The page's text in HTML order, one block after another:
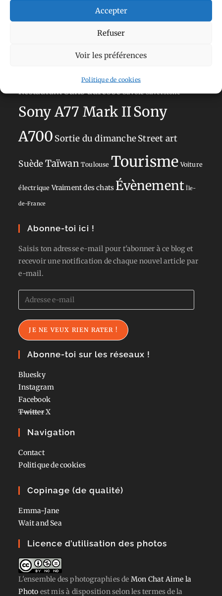
Accepter
Refuser
Voir les préférences
Politique de cookies
Hébergement
La Défense Normandie
Olympus OM-D E-M5
RestaurantSans adresseSavoie Silverstone
Sony A77 Mark IISony
A700 Sortie du dimancheStreet art
SuèdeTaïwan Toulouse Tourisme Voiture
électrique Vraiment des chats Évènement Île-
de-France
Abonne-toi ici !
Saisis ton adresse e-mail pour t'abonner à ce blog et
recevoir une notification de chaque nouvel article par
e-mail.
Adresse
e-
mail
JE NE VEUX RIEN RATER !
Abonne-toi sur les réseaux !
Bluesky
Instagram
Facebook
TwitterX
Navigation
Contact
Politique de cookies
Copinage (de qualité)
Emma-Jane
Wait and Sea
Licence d’utilisation des photos
L'ensemble des photographiesde Mon Chat Aime la
Photo est mis à disposition selon les termes de la